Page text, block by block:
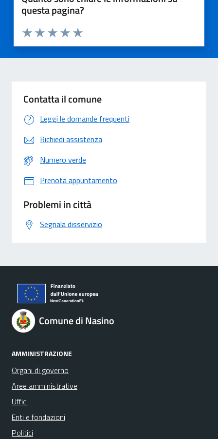
questa pagina?
Valuta 5 stelle su 5
Valuta 4 stelle su 5
Valuta 3 stelle su 5
Valuta 2 stelle su 5
Valuta 1 stelle su 5
Contatta il comune
Leggi le domande frequenti
Richiedi assistenza
Numero verde
Prenota appuntamento
Problemi in città
Segnala disservizio
Comune di Nasino
AMMINISTRAZIONE
Organi di governo
Aree amministrative
Uffici
Enti e fondazioni
Politici